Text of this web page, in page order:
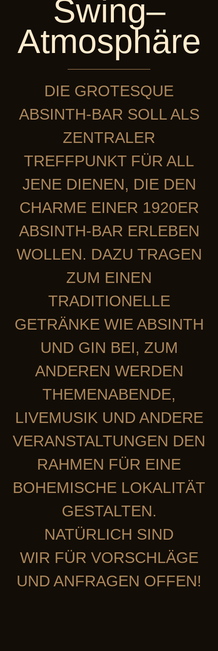
Swing–
Atmosphäre
DIE GROTESQUE
ABSINTH-BAR SOLL ALS
ZENTRALER
TREFFPUNKT FÜR ALL
JENE DIENEN, DIE DEN
CHARME EINER 1920ER
ABSINTH-BAR ERLEBEN
WOLLEN. DAZU TRAGEN
ZUM EINEN
TRADITIONELLE
GETRÄNKE WIE ABSINTH
UND GIN BEI, ZUM
ANDEREN WERDEN
THEMENABENDE,
LIVEMUSIK UND ANDERE
VERANSTALTUNGEN DEN
RAHMEN FÜR EINE
BOHEMISCHE LOKALITÄT
GESTALTEN.
NATÜRLICH SIND
WIR FÜR VORSCHLÄGE
UND ANFRAGEN OFFEN!